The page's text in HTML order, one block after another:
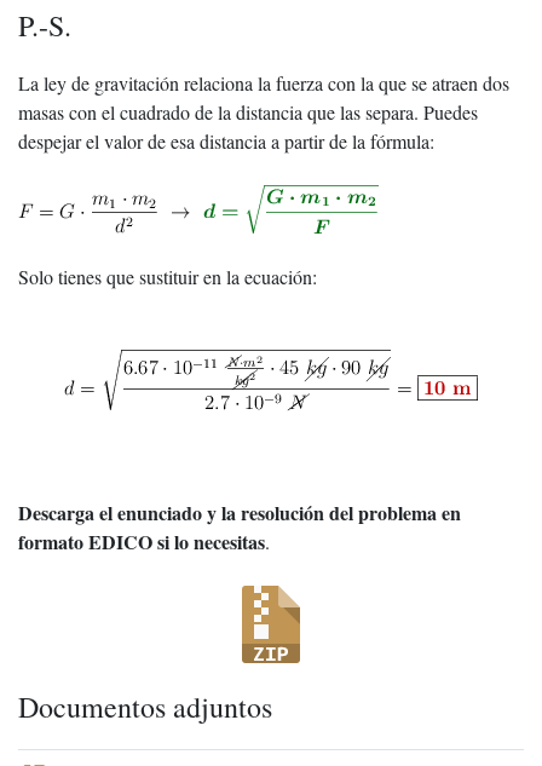
P.-S.
La ley de gravitación relaciona la fuerza con la que se atraen dos
masas con el cuadrado de la distancia que las separa. Puedes
despejar el valor de esa distancia a partir de la fórmula:
Solo tienes que sustituir en la ecuación:
Descarga el enunciado y la resolución del problema en
formato EDICO si lo necesitas.
Documentos adjuntos